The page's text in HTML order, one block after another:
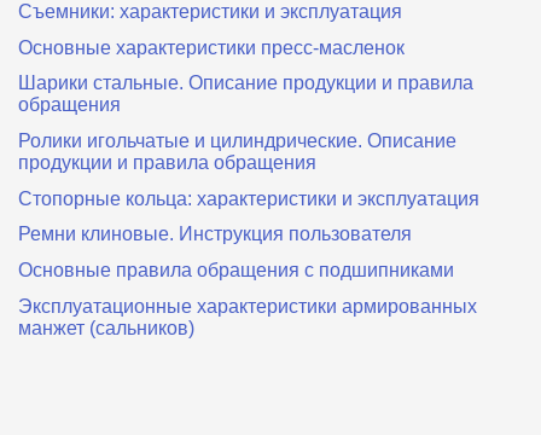
Съемники: характеристики и эксплуатация
Основные характеристики пресс‑масленок
Шарики стальные. Описание продукции и правила
обращения
Ролики игольчатые и цилиндрические. Описание
продукции и правила обращения
Стопорные кольца: характеристики и эксплуатация
Ремни клиновые. Инструкция пользователя
Основные правила обращения с подшипниками
Эксплуатационные характеристики армированных
манжет (сальников)